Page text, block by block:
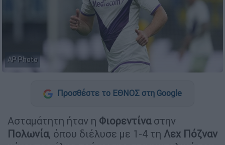
AP Photo
Προσθέστε το ΕΘΝΟΣ στη Google
Ασταμάτητη ήταν η Φιορεντίναστην
Πολωνία, όπου διέλυσε με 1-4 τη Λεχ Πόζναν